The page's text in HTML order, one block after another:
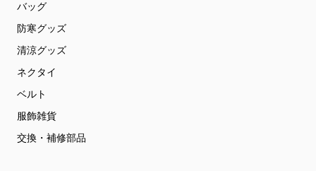
バッグ
防寒グッズ
清涼グッズ
ネクタイ
ベルト
服飾雑貨
交換・補修部品